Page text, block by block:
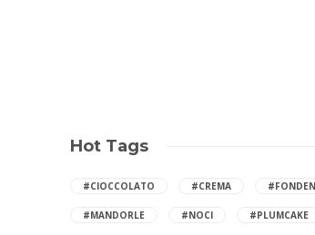
Hot Tags
#CIOCCOLATO #CREMA
#MANDORLE #NOCI #PLUMCAKE